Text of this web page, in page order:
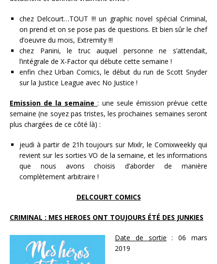
chez Delcourt…TOUT !!! un graphic novel spécial Criminal,
on prend et on se pose pas de questions. Et bien sûr le chef
d’oeuvre du mois, Extremity !!!
chez Panini, le truc auquel personne ne s’attendait,
l’intégrale de X-Factor qui débute cette semaine !
enfin chez Urban Comics, le début du run de Scott Snyder
sur la Justice League avec No Justice !
Emission de la semaine : une seule émission prévue cette
semaine (ne soyez pas tristes, les prochaines semaines seront
plus chargées de ce côté là) :
jeudi à partir de 21h toujours sur Mixlr, le Comixweekly qui
revient sur les sorties VO de la semaine, et les informations
que nous avons choisis d’aborder de manière
complètement arbitraire !
DELCOURT COMICS
CRIMINAL : MES HEROES ONT TOUJOURS ÉTÉ DES JUNKIES
Date de sortie : 06 mars
2019